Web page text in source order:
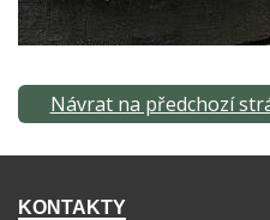
Návrat na předchozí
KONTAKTY